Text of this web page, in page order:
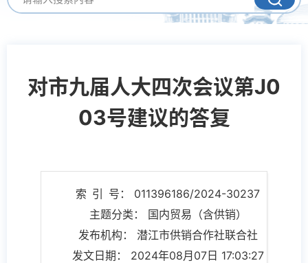
对市九届人大四次会议第J0
03号建议的答复
索 引 号： 011396186/2024-30237
主题分类： 国内贸易（含供销）
发布机构： 潜江市供销合作社联合社
发文日期： 2024年08月07日 17:03:27